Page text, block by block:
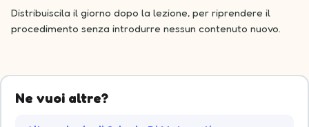
Distribuiscila il giorno dopo la lezione, per riprendere il
procedimento senza introdurre nessun contenuto nuovo.
Ne vuoi altre?